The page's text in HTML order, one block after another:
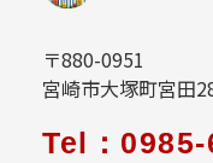
〒880-0951
宮崎市大塚町宮田
Tel：